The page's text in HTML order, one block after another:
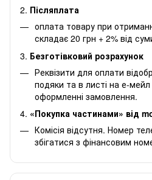
2. Післяплата
оплата товару при
складає 20 грн + 2% від
3. Безготівковий розрахунок
Реквізити для оплати
подяки та в листі на е-
оформленні замовлення.
4. «Покупка частинами» від
Комісія відсутня. Номер
збігатися з фінансовим